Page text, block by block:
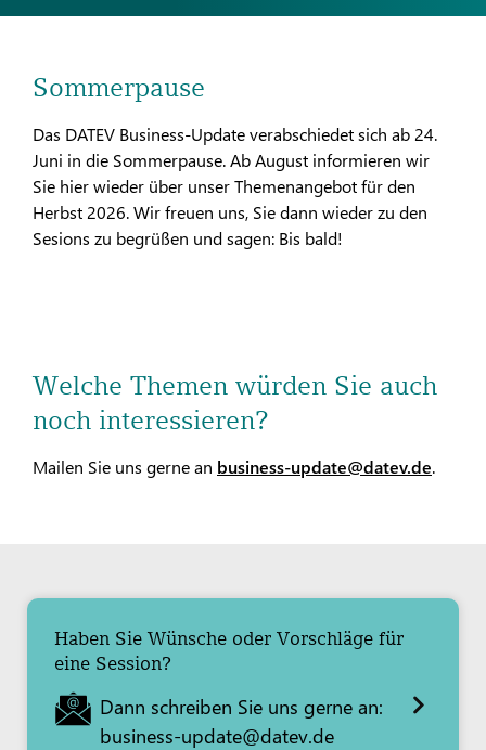
Sommerpause
Das DATEV Business-Update verabschiedet sich ab 24.
Juni in die Sommerpause. Ab August informieren wir
Sie hier wieder über unser Themenangebot für den
Herbst 2026. Wir freuen uns, Sie dann wieder zu den
Sesions zu begrüßen und sagen: Bis bald!
Welche Themen würden Sie auch
noch interessieren?
Mailen Sie uns gerne an business-update@datev.de.
Haben Sie Wünsche oder Vorschläge für
eine Session?
Dann schreiben Sie uns gerne an:
business-update@datev.de